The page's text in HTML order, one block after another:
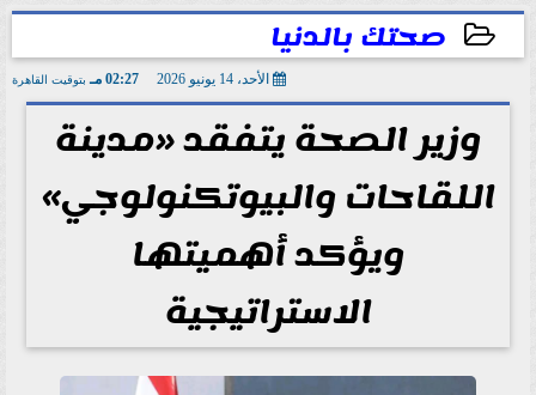
صحتك بالدنيا
الأحد، 14 يونيو 2026 02:27 مـ بتوقيت القاهرة
وزير الصحة يتفقد «مدينة
اللقاحات والبيوتكنولوجي»
ويؤكد أهميتها
الاستراتيجية